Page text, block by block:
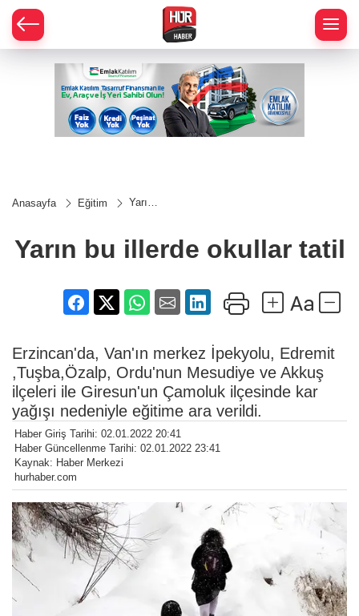
Anasayfa Eğitim
Yarın
okullar
Yarın bu illerde okullar tatil
Erzincan'da, Van'ın merkez İpekyolu, Edremit
,Tuşba,Özalp, Ordu'nun Mesudiye ve Akkuş
ilçeleri ile Giresun'un Çamoluk ilçesinde kar
yağışı nedeniyle eğitime ara verildi.
Haber Giriş Tarihi: 02.01.2022 20:41
Haber Güncellenme Tarihi: 02.01.2022 23:41
Kaynak: Haber Merkezi
hurhaber.com